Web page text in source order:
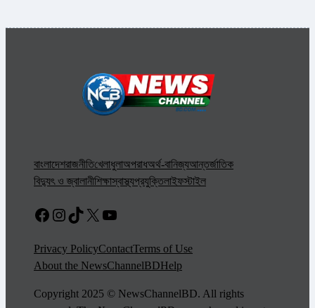
বাংলাদেশরাজনীতিখেলাধুলাঅপরাধঅর্থ-বানিজ্যআন্তর্জাতিক
বিদ্যুৎ ও জ্বালানীশিক্ষাস্বাস্থ্যপ্রযুক্তিলাইফস্টাইল
Facebook
Instagram
TikTok
X YouTube
Privacy PolicyContactTerms of Use
About the NewsChannelBDHelp
Copyright 2025 © NewsChannelBD. All rights